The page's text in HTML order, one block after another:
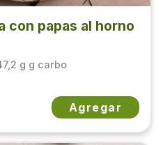
con papas al horno
g g carbo
Agregar